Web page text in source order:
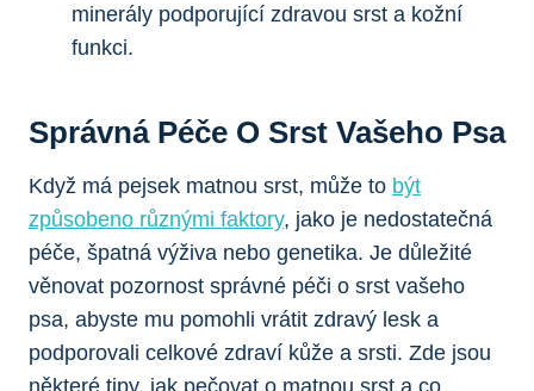
minerály podporující ⁣zdravou srst a kožní
funkci.
Správná Péče O Srst Vašeho ​psa
Když má pejsek ⁢matnou srst, může to ‍ být
způsobeno různými faktory,⁣ jako je nedostatečná
péče, špatná výživa nebo genetika. Je ‍důležité
věnovat pozornost správné péči o srst vašeho
‌psa, abyste mu pomohli vrátit zdravý lesk‌ a
podporovali celkové​ zdraví‍ kůže a srsti. Zde⁤ jsou
některé ⁢tipy, jak⁢ pečovat o matnou ‍srst‌ a co